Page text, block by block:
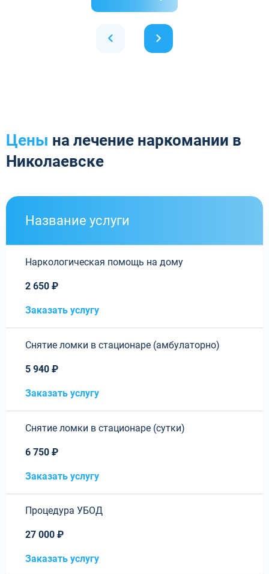
Цены на лечение наркомании в
Николаевске
Название услуги
Наркологическая помощь на дому
2 650 ₽
Заказать услугу
Снятие ломки в стационаре (амбулаторно)
5 940 ₽
Заказать услугу
Снятие ломки в стационаре (сутки)
6 750 ₽
Заказать услугу
Процедура УБОД
27 000 ₽
Заказать услугу